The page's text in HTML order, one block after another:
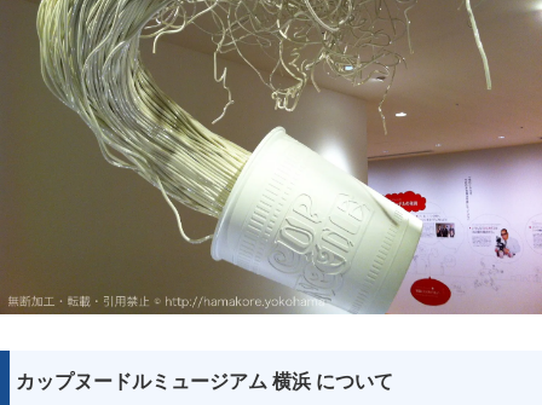
カップヌードルミュージアム 横浜 について